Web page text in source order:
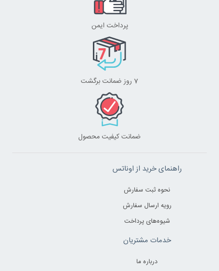
پرداخت ایمن
7 روز ضمانت برگشت
ضمانت کیفیت محصول
راهنمای خرید از اوناتس
نحوه ثبت سفارش
رویه ارسال سفارش
شیوه‌های پرداخت
خدمات مشتریان
درباره ما